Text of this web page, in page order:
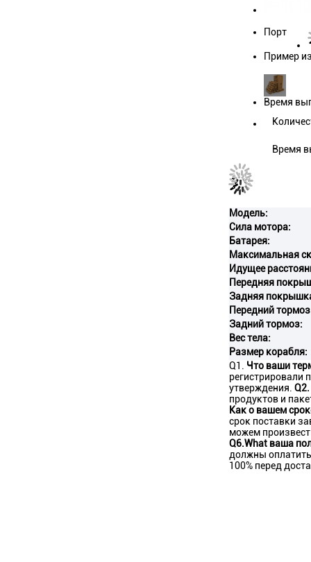
Порт
Пример
Время
Время
Модель:
Сила мотора:
Батарея:
Максимальная
Идущее
Передняя
Задняя
Передний
Задний тормоз:
Вес тела:
Размер корабля:
Q1. Что ваши
регистрировали
утверждения.
продуктов и
Как о вашем
срок поставки
можем
Q6.What ваша
должны
100% перед